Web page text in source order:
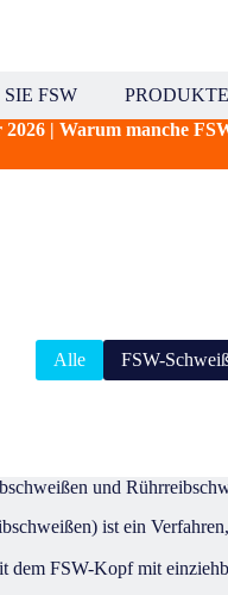
FSW PRODUKTE
| Warum manche
Alle FSW-
und
ist ein
dem FSW-Kopf mit